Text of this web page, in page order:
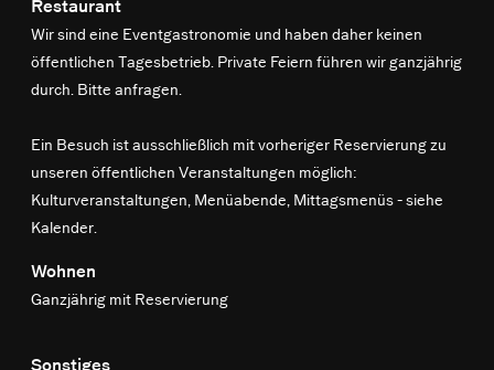
Restaurant
Wir sind eine Eventgastronomie und haben daher keinen
öffentlichen Tagesbetrieb. Private Feiern führen wir ganzjährig
durch. Bitte anfragen.
Ein Besuch ist ausschließlich mit vorheriger Reservierung zu
unseren öffentlichen Veranstaltungen möglich:
Kulturveranstaltungen, Menüabende, Mittagsmenüs -siehe
Kalender.
Wohnen
Ganzjährig mit Reservierung
Sonstiges